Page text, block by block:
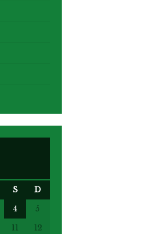
S
D
4
5
11
12